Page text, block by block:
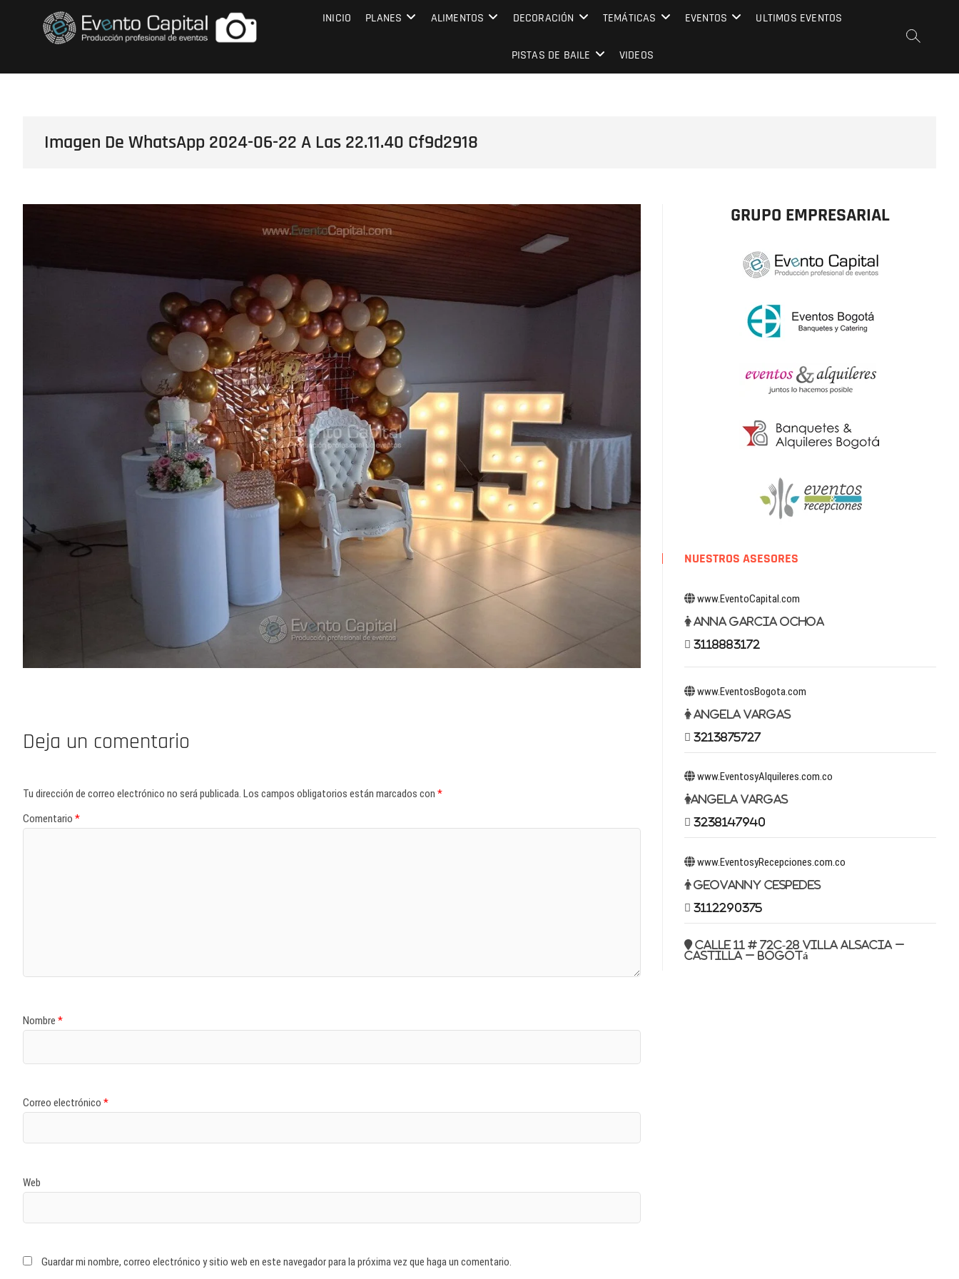
FOTOS GRUPO EMPRESARIAL EVENTO CAPITAL
INICIO PLANES ALIMENTOS DECORACIÓN TEMÁTICAS EVENTOS ULTIMOS EVENTOS
PISTAS DE BAILE VIDEOS
Imagen De WhatsApp 2024-06-22 A Las 22.11.40 Cf9d2918
Deja un comentario
Tu dirección de correo electrónico no será publicada. Los campos obligatorios están marcados con *
Comentario *
Nombre *
Correo electrónico *
Web
Guardar mi nombre, correo electrónico y sitio web en este navegador para la próxima vez que haga un comentario.
GRUPO EMPRESARIAL
NUESTROS ASESORES
www.EventoCapital.com
Anna Garcia Ochoa
3118883172
www.EventosBogota.com
Angela Vargas
3213875727
www.EventosyAlquileres.com.co
Angela Vargas
3238147940
www.EventosyRecepciones.com.co
Geovanny Cespedes
3112290375
Calle 11 # 72c-28 Villa Alsacia –
Castilla – Bogotá